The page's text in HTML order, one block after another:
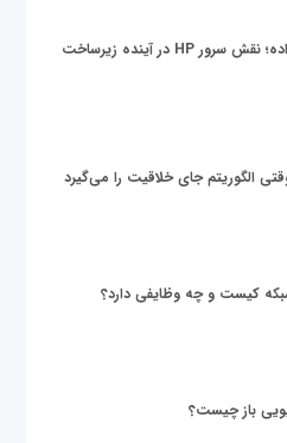
زیر پوست دنیای داده؛ نقش سرور HP در آینده زیرساخت
الگوریتم جای خلاقیت را می‌گیرد
کیست و چه وظایفی دارد؟
باز چیست؟